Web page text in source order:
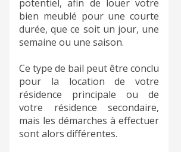
potentiel, afin de louer votre
bien meublé pour une courte
durée, que ce soit un jour, une
semaine ou une saison.
Ce type de bail peut être conclu
pour la location de votre
résidence principale ou de
votre résidence secondaire,
mais les démarches à effectuer
sont alors différentes.